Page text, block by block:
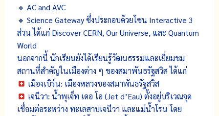
🔸 AC and AVC
🔸 Science Gateway ซึ่งประกอบด้วยโซน Interactive 3
ส่วน ได้แก่ Discover CERN, Our Universe, และ Quantum
World
นอกจากนี้ นักเรียนยังได้เรียนรู้วัฒนธรรมและเยี่ยมชม
สถานที่สำคัญในเมืองต่าง ๆ ของสมาพันธรัฐสวิส ได้แก่
เมืองเบิร์น: เมืองหลวงของสมาพันธรัฐสวิส
เจนีวา: น้ำพุเจ็ท เดอ โอ (Jet d’Eau) ตั้งอยู่บริเวณจุด
เชื่อมต่อระหว่าง ทะเลสาบเจนีวา และแม่น้ำโรน โดย